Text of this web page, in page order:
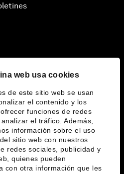
web usa cookies
de este sitio web se usan
el contenido y los
funciones de redes
el tráfico. Además,
información sobre el uso
sitio web con nuestros
redes sociales, publicidad y
quienes pueden
con otra información que les